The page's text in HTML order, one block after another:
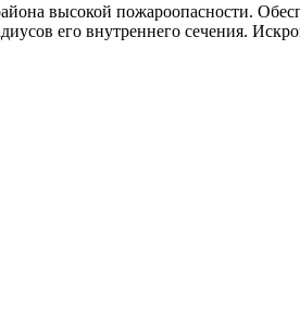
высокой пожароопасности.
его внутреннего сечения.